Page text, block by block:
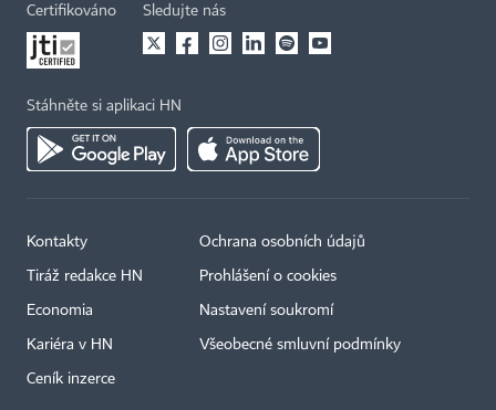
Certifikováno Sledujte nás
Stáhněte si aplikaci HN
Kontakty
Tiráž redakce HN
Economia
Kariéra v HN
Ceník inzerce
Ochrana osobních údajů
Prohlášení o cookies
Nastavení soukromí
Všeobecné smluvní podmínky